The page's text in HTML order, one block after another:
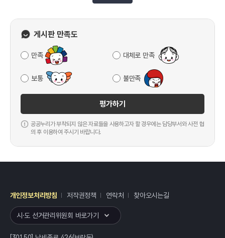
게시판 만족도
만족 대체로 만족
보통 불만족
평가하기
공공누리가 부착되지 않은 자료들을 사용하고자 할 경우에는 담당부서와 사전 협
의 후 이용하여 주시기 바랍니다.
개인정보처리방침 저작권정책 연락처 찾아오시는길
시·도 선거관리위원회 바로가기